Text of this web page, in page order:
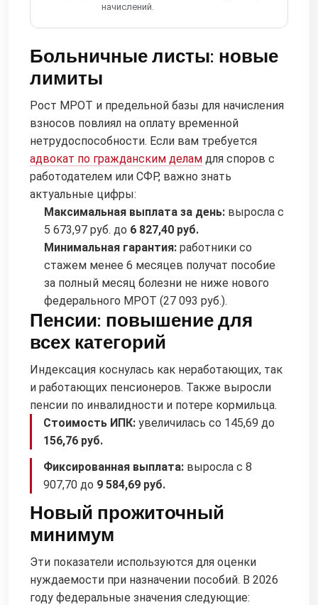
начислений.
Больничные листы: новые
лимиты
Рост МРОТ и предельной базы для начисления
взносов повлиял на оплату временной
нетрудоспособности. Если вам требуется
адвокат по гражданским делам для споров с
работодателем или СФР, важно знать
актуальные цифры:
Максимальная выплата за день: выросла с
5 673,97 руб. до 6 827,40 руб.
Минимальная гарантия: работники со
стажем менее 6 месяцев получат пособие
за полный месяц болезни не ниже нового
федерального МРОТ (27 093 руб.).
Пенсии: повышение для
всех категорий
Индексация коснулась как неработающих, так
и работающих пенсионеров. Также выросли
пенсии по инвалидности и потере кормильца.
Стоимость ИПК: увеличилась со 145,69 до
156,76 руб.
Фиксированная выплата: выросла с 8
907,70 до 9 584,69 руб.
Новый прожиточный
минимум
Эти показатели используются для оценки
нуждаемости при назначении пособий. В 2026
году федеральные значения следующие: